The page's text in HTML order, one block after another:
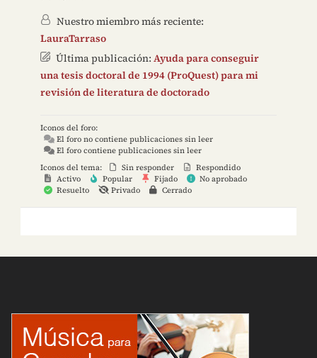
Nuestro miembro más reciente:
LauraTarraso
Última publicación: Ayuda para conseguir
una tesis doctoral de 1994 (ProQuest) para mi
revisión de literatura de doctorado
Iconos del foro:
El foro no contiene publicaciones sin leer
El foro contiene publicaciones sin leer
Iconos del tema:
Sin responder
Respondido
Activo
Popular Fijado
No aprobado
Resuelto
Privado Cerrado